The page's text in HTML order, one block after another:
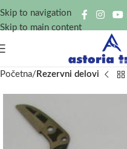
Skip to navigation
Skip to main content
Početna Rezervni delovi